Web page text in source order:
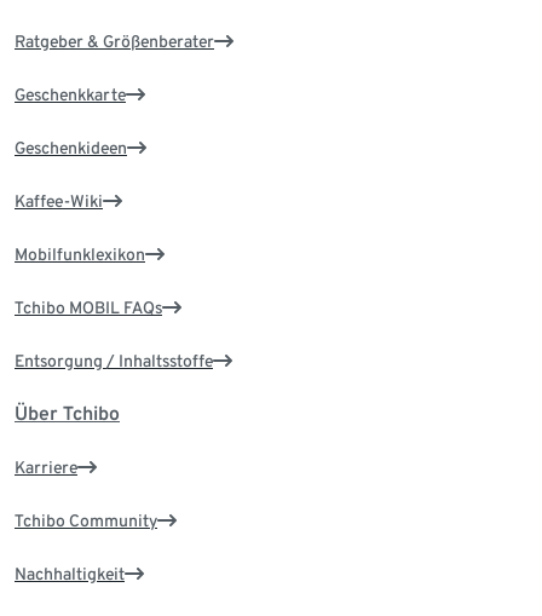
Ratgeber & Größenberater
Geschenkkarte
Geschenkideen
Kaffee-Wiki
Mobilfunklexikon
Tchibo MOBIL FAQs
Entsorgung / Inhaltsstoffe
Über Tchibo
Karriere
Tchibo Community
Nachhaltigkeit